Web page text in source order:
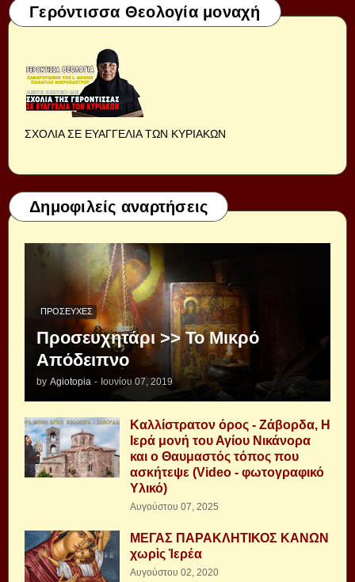
Γερόντισσα Θεολογία μοναχή
ΣΧΟΛΙΑ ΣΕ ΕΥΑΓΓΕΛΙΑ ΤΩΝ ΚΥΡΙΑΚΩΝ
Δημοφιλείς αναρτήσεις
ΠΡΟΣΕΥΧΈΣ
Προσευχητάρι >> Το Μικρό
Απόδειπνο
by Agiotopia - Ιουνίου 07, 2019
Καλλίστρατον όρος - Ζάβορδα, Η
Ιερά μονή του Αγίου Νικάνορα
και ο Θαυμαστός τόπος που
ασκήτεψε (Video - φωτογραφικό
Υλικό)
Αυγούστου 07, 2025
ΜΕΓΑΣ ΠΑΡΑΚΛΗΤΙΚΟΣ ΚΑΝΩΝ
χωρὶς Ἱερέα
Αυγούστου 02, 2020